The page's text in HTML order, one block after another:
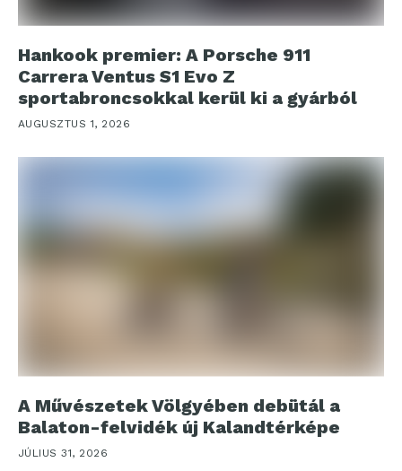
Hankook premier: A Porsche 911
Carrera Ventus S1 Evo Z
sportabroncsokkal kerül ki a gyárból
AUGUSZTUS 1, 2026
A Művészetek Völgyében debütál a
Balaton-felvidék új Kalandtérképe
JÚLIUS 31, 2026